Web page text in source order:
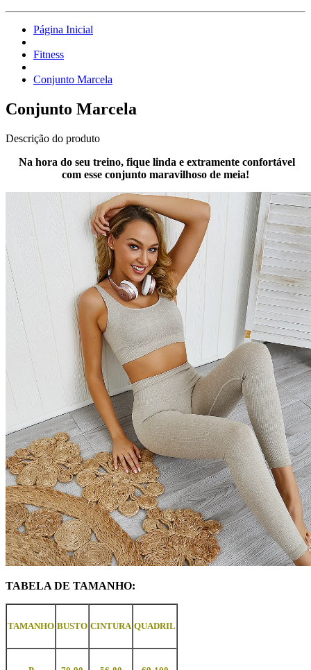
Página Inicial
Fitness
Conjunto Marcela
Conjunto Marcela
Descrição do produto
Na hora do seu treino, fique linda e extramente confortável
com esse conjunto maravilhoso de meia!
TABELA DE TAMANHO:
TAMANHO BUSTO CINTURA QUADRIL